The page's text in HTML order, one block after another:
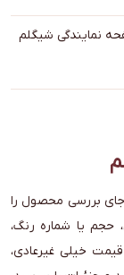
نمایندگی شیگلم
جای بررسی محصول را
حجم یا شماره رنگ،
خیلی غیرعادی،